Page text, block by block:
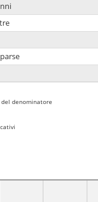
denominatore